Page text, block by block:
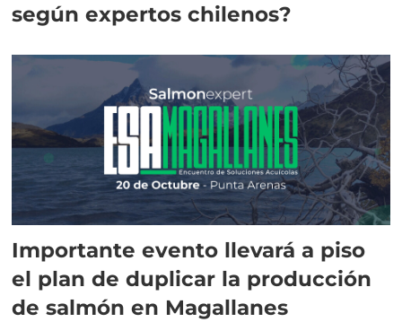
según expertos chilenos?
Importante evento llevará a piso
el plan de duplicar la producción
de salmón en Magallanes